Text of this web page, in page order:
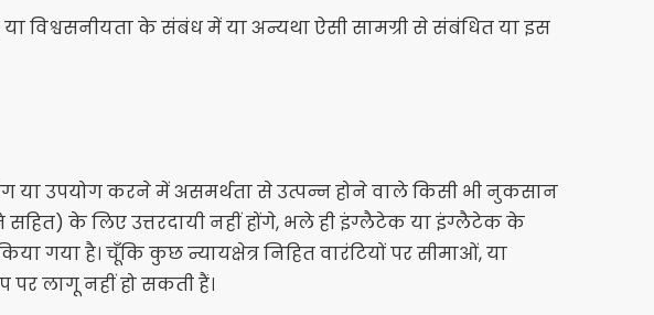
विश्वसनीयता के संबंध में या अन्यथा ऐसी सामग्री से संबंधित या इस
या उपयोग करने में असमर्थता से उत्पन्न होने वाले किसी भी नुकसान
सहित) के लिए उत्तरदायी नहीं होंगे, भले ही इंग्लैटेक या इंग्लैटेक के
है। चूँकि कुछ न्यायक्षेत्र निहित वारंटियों पर सीमाओं, या
लागू नहीं हो सकती हैं।